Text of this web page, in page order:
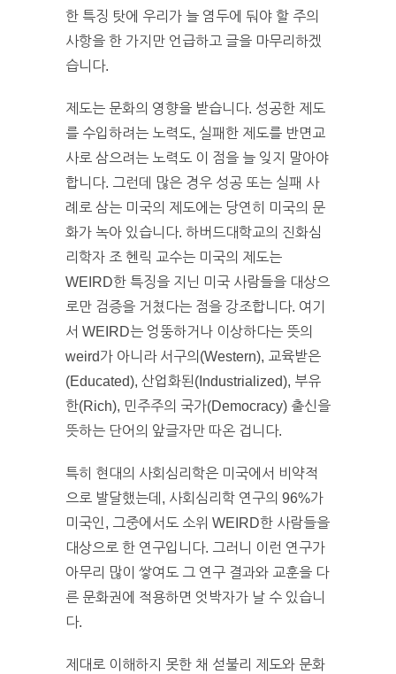
한 특징 탓에 우리가 늘 염두에 둬야 할 주의
사항을 한 가지만 언급하고 글을 마무리하겠
습니다.
제도는 문화의 영향을 받습니다. 성공한 제도
를 수입하려는 노력도, 실패한 제도를 반면교
사로 삼으려는 노력도 이 점을 늘 잊지 말아야
합니다. 그런데 많은 경우 성공 또는 실패 사
례로 삼는 미국의 제도에는 당연히 미국의 문
화가 녹아 있습니다. 하버드대학교의 진화심
리학자 조 헨릭 교수는 미국의 제도는
WEIRD한 특징을 지닌 미국 사람들을 대상으
로만 검증을 거쳤다는 점을 강조합니다. 여기
서 WEIRD는 엉뚱하거나 이상하다는 뜻의
weird가 아니라 서구의(Western), 교육받은
(Educated), 산업화된(Industrialized), 부유
한(Rich), 민주주의 국가(Democracy) 출신을
뜻하는 단어의 앞글자만 따온 겁니다.
특히 현대의 사회심리학은 미국에서 비약적
으로 발달했는데, 사회심리학 연구의 96%가
미국인, 그중에서도 소위 WEIRD한 사람들을
대상으로 한 연구입니다. 그러니 이런 연구가
아무리 많이 쌓여도 그 연구 결과와 교훈을 다
른 문화권에 적용하면 엇박자가 날 수 있습니
다.
제대로 이해하지 못한 채 섣불리 제도와 문화